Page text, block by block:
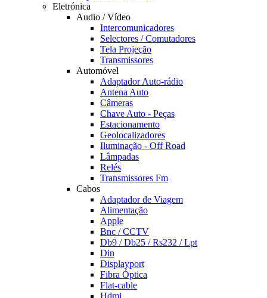
Eletrónica
Audio / Vídeo
Intercomunicadores
Selectores / Comutadores
Tela Projeção
Transmissores
Automóvel
Adaptador Auto-rádio
Antena Auto
Câmeras
Chave Auto - Peças
Estacionamento
Geolocalizadores
Iluminação - Off Road
Lâmpadas
Relés
Transmissores Fm
Cabos
Adaptador de Viagem
Alimentação
Apple
Bnc / CCTV
Db9 / Db25 / Rs232 / Lpt
Din
Displayport
Fibra Óptica
Flat-cable
Hdmi